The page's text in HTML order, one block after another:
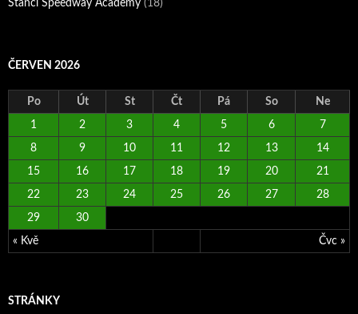
Štancl Speedway Academy (18)
ČERVEN 2026
Po Út St Čt Pá So Ne
« Kvě Čvc »
1 2 3 4 5 6 7
8 9 10 11 12 13 14
15 16 17 18 19 20 21
22 23 24 25 26 27 28
29 30
STRÁNKY